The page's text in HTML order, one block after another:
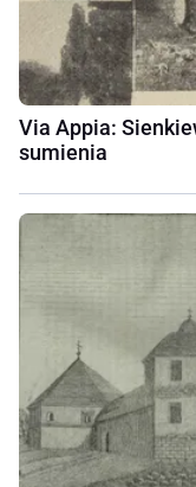
Via Appia:
sumienia